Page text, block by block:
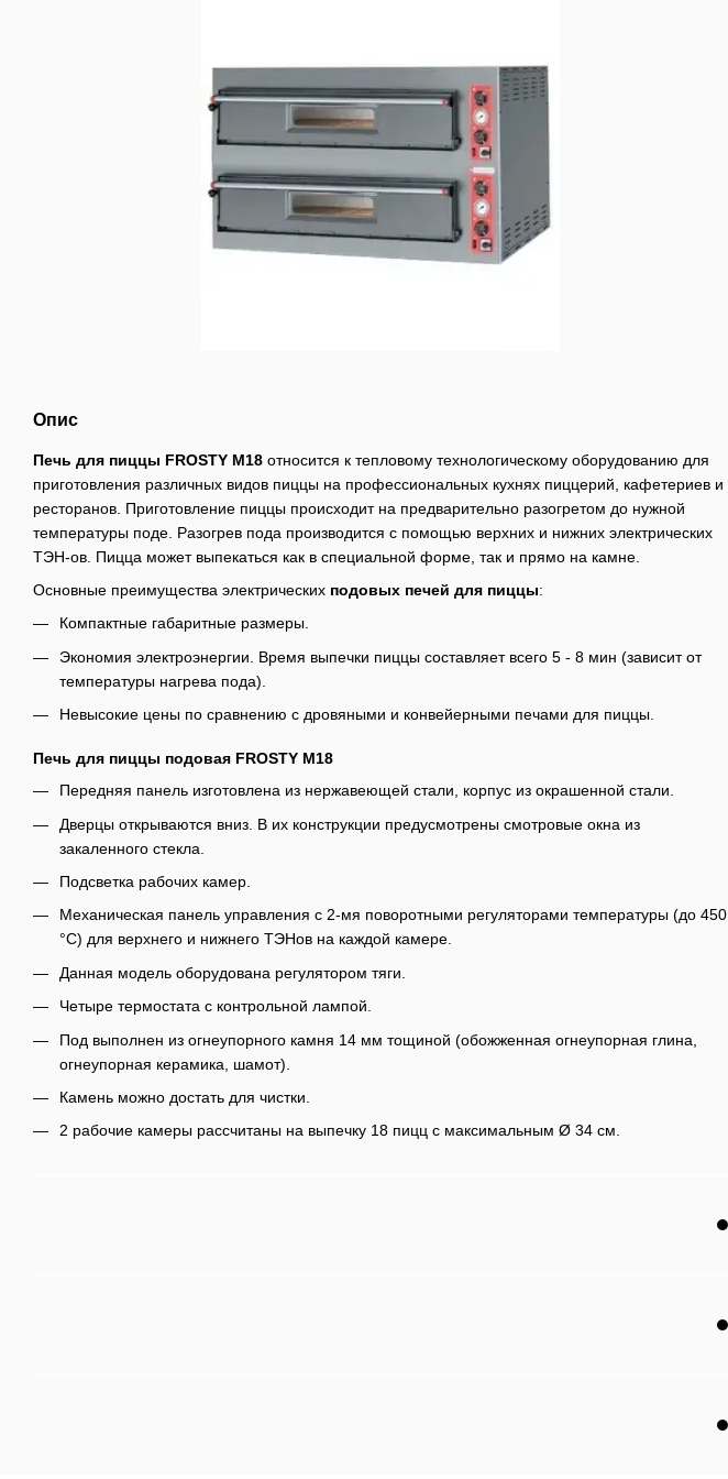
Опис
Печь для пиццы FROSTY M18 относится к тепловому технологическому оборудованию для
приготовления различных видов пиццы на профессиональных кухнях пиццерий, кафетериев и
ресторанов. Приготовление пиццы происходит на предварительно разогретом до нужной
температуры поде. Разогрев пода производится с помощью верхних и нижних электрических
ТЭН-ов. Пицца может выпекаться как в специальной форме, так и прямо на камне.
Основные преимущества электрических подовых печей для пиццы:
Компактные габаритные размеры.
Экономия электроэнергии. Время выпечки пиццы составляет всего 5 - 8 мин (зависит от
температуры нагрева пода).
Невысокие цены по сравнению с дровяными и конвейерными печами для пиццы.
Печь для пиццы подовая FROSTY M18
Передняя панель изготовлена из нержавеющей стали, корпус из окрашенной стали.
Дверцы открываются вниз. В их конструкции предусмотрены смотровые окна из
закаленного стекла.
Подсветка рабочих камер.
Механическая панель управления с 2-мя поворотными регуляторами температуры (до 450
°С) для верхнего и нижнего ТЭНов на каждой камере.
Данная модель оборудована регулятором тяги.
Четыре термостата с контрольной лампой.
Под выполнен из огнеупорного камня 14 мм тощиной (обожженная огнеупорная глина,
огнеупорная керамика, шамот).
Камень можно достать для чистки.
2 рабочие камеры рассчитаны на выпечку 18 пицц с максимальным Ø 34 см.